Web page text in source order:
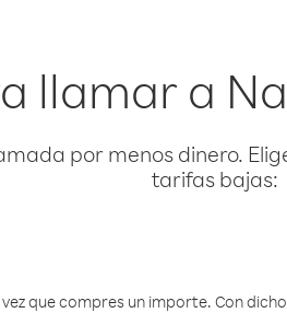
llamar a
por menos dinero.
tarifas bajas:
que compres un importe. Con